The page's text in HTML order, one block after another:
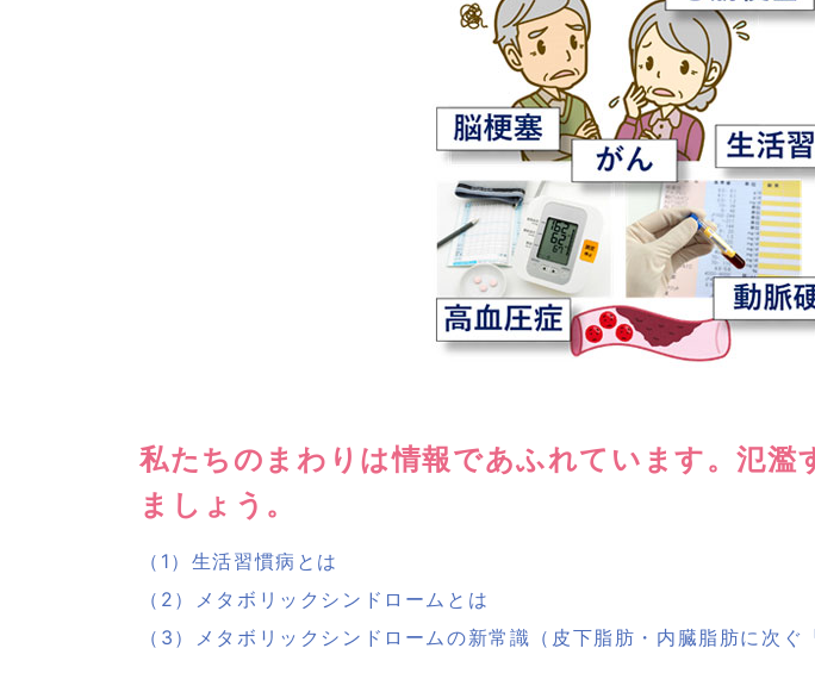
私たちのまわりは情報であふれています。氾
ましょう。
（1）生活習慣病とは
（2）メタボリックシンドロームとは
（3）メタボリックシンドロームの新常識（皮下脂肪・内臓脂肪に次ぐ